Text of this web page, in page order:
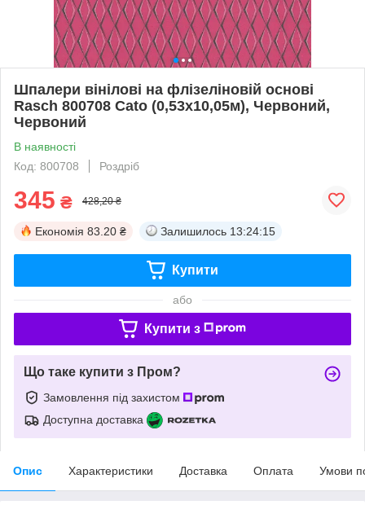
Шпалери вінілові на флізеліновій основі
Rasch 800708 Cato (0,53х10,05м), Червоний,
Червоний
В наявності
Код: 800708
Роздріб
345 ₴ 428,20 ₴
Економія 83.20 ₴ Залишилось 13:24:14
Купити
або
Купити з
Що таке купити з Пром?
Замовлення під захистом
Доступна доставка
Опис Характеристики Доставка Оплата Умови